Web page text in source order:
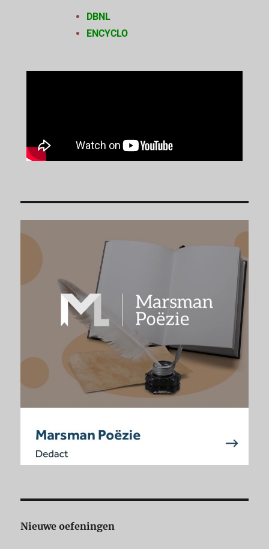
DBNL
ENCYCLO
Nieuwe oefeningen